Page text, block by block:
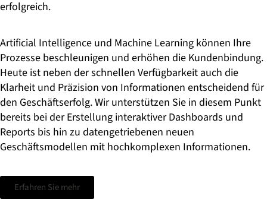
erfolgreich.
Artificial Intelligence und Machine Learning können Ihre
Prozesse beschleunigen und erhöhen die Kundenbindung.
Heute ist neben der schnellen Verfügbarkeit auch die
Klarheit und Präzision von Informationen entscheidend für
den Geschäftserfolg. Wir unterstützen Sie in diesem Punkt
bereits bei der Erstellung interaktiver Dashboards und
Reports bis hin zu datengetriebenen neuen
Geschäftsmodellen mit hochkomplexen Informationen.
Erfahren Sie mehr